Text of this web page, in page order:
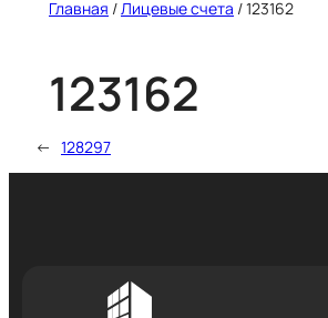
Главная /Лицевые счета /123162
123162
← 128297